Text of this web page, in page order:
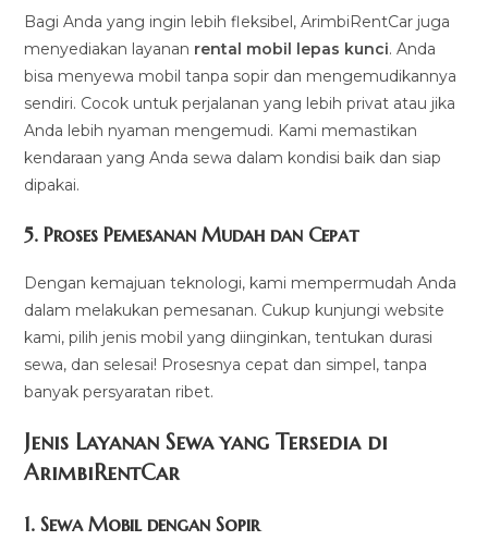
Bagi Anda yang ingin lebih fleksibel, ArimbiRentCar juga
menyediakan layanan rental mobil lepas kunci. Anda
bisa menyewa mobil tanpa sopir dan mengemudikannya
sendiri. Cocok untuk perjalanan yang lebih privat atau jika
Anda lebih nyaman mengemudi. Kami memastikan
kendaraan yang Anda sewa dalam kondisi baik dan siap
dipakai.
5.Proses Pemesanan Mudah dan Cepat
Dengan kemajuan teknologi, kami mempermudah Anda
dalam melakukan pemesanan. Cukup kunjungi website
kami, pilih jenis mobil yang diinginkan, tentukan durasi
sewa, dan selesai! Prosesnya cepat dan simpel, tanpa
banyak persyaratan ribet.
Jenis Layanan Sewa yang Tersedia di
ArimbiRentCar
1.Sewa Mobil dengan Sopir